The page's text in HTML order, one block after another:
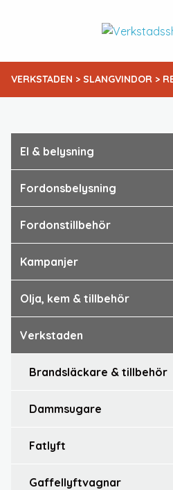
VERKSTADEN > SLANGVINDOR >
el & belysning
fordonsbelysning
fordonstillbehör
kampanjer
olja, kem & tillbehör
verkstaden
brandsläckare & tillbehör
dammsugare
fatlyft
gaffellyftvagnar